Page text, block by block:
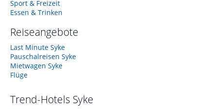
Sport & Freizeit
Essen & Trinken
Reiseangebote
Last Minute Syke
Pauschalreisen Syke
Mietwagen Syke
Flüge
Trend-Hotels Syke